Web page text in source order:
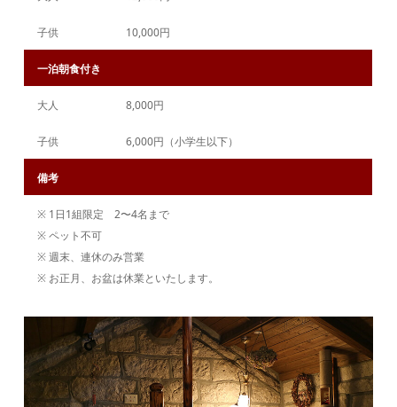
子供 10,000円
一泊朝食付き
大人 8,000円
子供 6,000円（小学生以下）
備考
※ 1日1組限定 2〜4名まで
※ ペット不可
※ 週末、連休のみ営業
※ お正月、お盆は休業といたします。